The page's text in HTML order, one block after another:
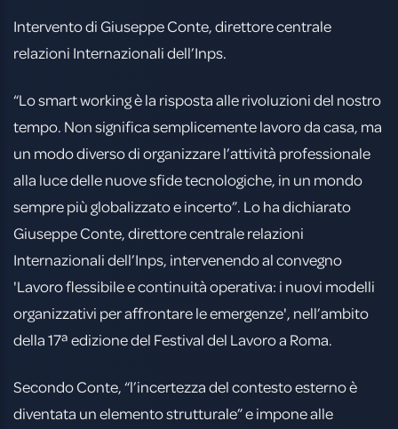
Intervento di Giuseppe Conte, direttore centrale
relazioni Internazionali dell’Inps.
“Lo smart working è la risposta alle rivoluzioni del nostro
tempo. Non significa semplicemente lavoro da casa, ma
un modo diverso di organizzare l’attività professionale
alla luce delle nuove sfide tecnologiche, in un mondo
sempre più globalizzato e incerto”. Lo ha dichiarato
Giuseppe Conte, direttore centrale relazioni
Internazionali dell’Inps, intervenendo al convegno
'Lavoro flessibile e continuità operativa: i nuovi modelli
organizzativi per affrontare le emergenze', nell’ambito
della 17ª edizione del Festival del Lavoro a Roma.
Secondo Conte, “l’incertezza del contesto esterno è
diventata un elemento strutturale” e impone alle